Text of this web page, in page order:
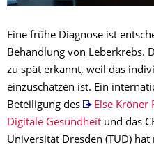
Eine frühe Diagnose ist
Behandlung von Leberkrebs.
zu spät erkannt, weil das
einzuschätzen ist. Ein
Beteiligung des
Else Kröner
Digitale Gesundheit und das
Universität Dresden (TUD)